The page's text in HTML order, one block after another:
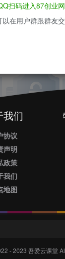
歉！未登录用户无
扫码进入87创业
以在用户群跟群友
我们
协议
声明
政策
我们
地图
- 2023 吾爱云课堂